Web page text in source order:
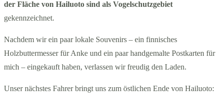
der Fläche von Hailuoto sind als Vogelschutzgebiet
gekennzeichnet.
Nachdem wir ein paar lokale Souvenirs – ein finnisches
Holzbuttermesser für Anke und ein paar handgemalte Postkarten für
mich – eingekauft haben, verlassen wir freudig den Laden.
Unser nächstes Fahrer bringt uns zum östlichen Ende von Hailuoto: